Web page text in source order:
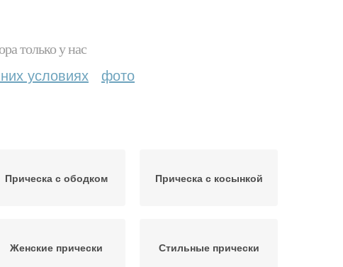
только у нас
условиях фото
Прическа с ободком Прическа с косынкой
Женские прически Стильные прически